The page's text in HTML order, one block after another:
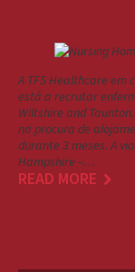
A TFS Healthcare em
está a recrutar
Wiltshire and
na procura de
durante 3 meses. A
Hampshire –…
READ MORE